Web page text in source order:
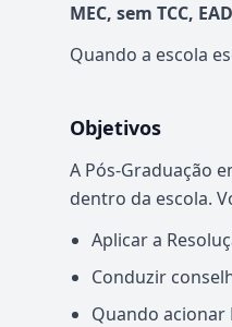
MEC, sem TCC, EAD
Quando a escola
Objetivos
A Pós-Graduação
dentro da escola.
Aplicar a
Conduzir
Quando